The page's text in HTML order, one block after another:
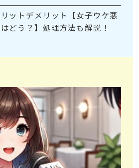
ットデメリット【女子ウケ悪
どう？】処理方法も解説！